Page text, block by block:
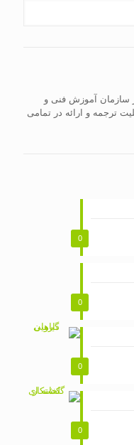
سازمان آموزش فنی و
ترجمه و ارائه در تمامی
0
0
0
0